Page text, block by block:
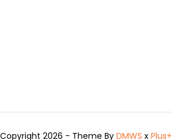
2026 - Theme ByDMWS xPlus+